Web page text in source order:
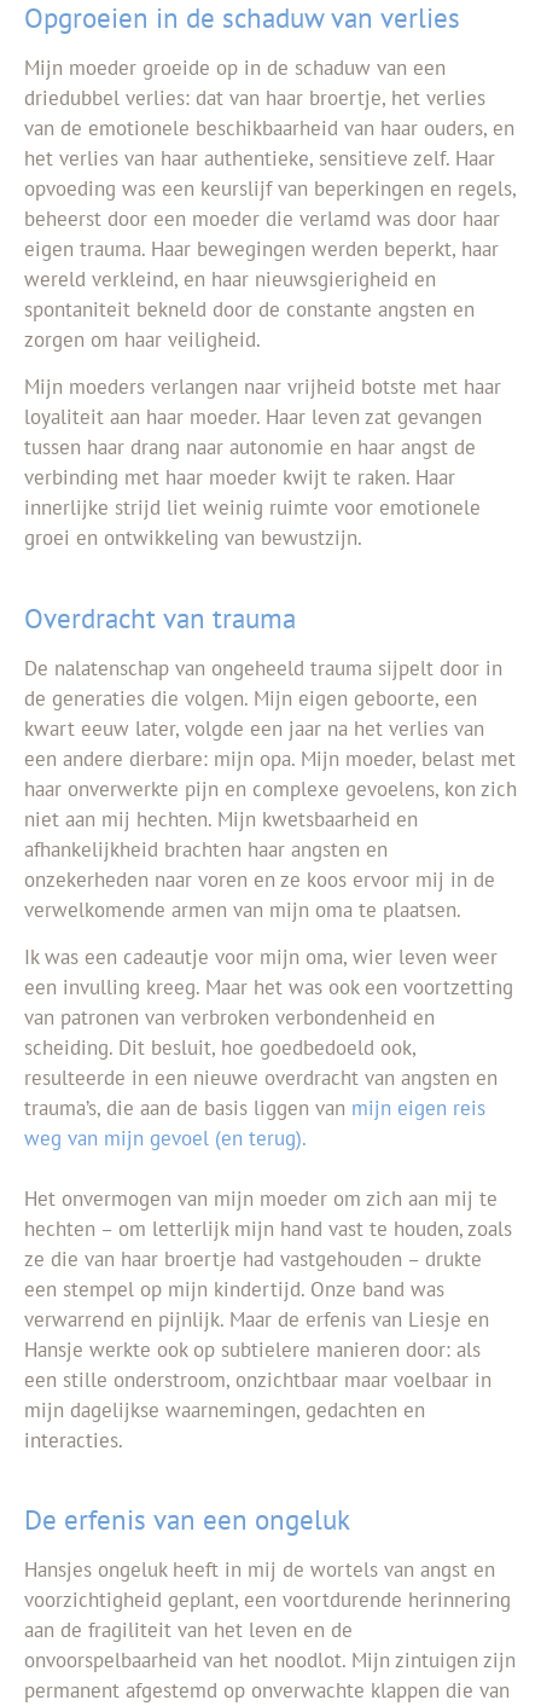
Opgroeien in de schaduw van verlies
Mijn moeder groeide op in de schaduw van een
driedubbel verlies: dat van haar broertje, het verlies
van de emotionele beschikbaarheid van haar ouders, en
het verlies van haar authentieke, sensitieve zelf. Haar
opvoeding was een keurslijf van beperkingen en regels,
beheerst door een moeder die verlamd was door haar
eigen trauma. Haar bewegingen werden beperkt, haar
wereld verkleind, en haar nieuwsgierigheid en
spontaniteit bekneld door de constante angsten en
zorgen om haar veiligheid.
Mijn moeders verlangen naar vrijheid botste met haar
loyaliteit aan haar moeder. Haar leven zat gevangen
tussen haar drang naar autonomie en haar angst de
verbinding met haar moeder kwijt te raken. Haar
innerlijke strijd liet weinig ruimte voor emotionele
groei en ontwikkeling van bewustzijn.
Overdracht van trauma
De nalatenschap van ongeheeld trauma sijpelt door in
de generaties die volgen. Mijn eigen geboorte, een
kwart eeuw later, volgde een jaar na het verlies van
een andere dierbare: mijn opa. Mijn moeder, belast met
haar onverwerkte pijn en complexe gevoelens, kon zich
niet aan mij hechten. Mijn kwetsbaarheid en
afhankelijkheid brachten haar angsten en
onzekerheden naar voren en ze koos ervoor mij in de
verwelkomende armen van mijn oma te plaatsen.
Ik was een cadeautje voor mijn oma, wier leven weer
een invulling kreeg. Maar het was ook een voortzetting
van patronen van verbroken verbondenheid en
scheiding. Dit besluit, hoe goedbedoeld ook,
resulteerde in een nieuwe overdracht van angsten en
trauma’s, die aan de basis liggen van mijn eigen reis
weg van mijn gevoel (en terug).
Het onvermogen van mijn moeder om zich aan mij te
hechten – om letterlijk mijn hand vast te houden, zoals
ze die van haar broertje had vastgehouden – drukte
een stempel op mijn kindertijd. Onze band was
verwarrend en pijnlijk. Maar de erfenis van Liesje en
Hansje werkte ook op subtielere manieren door: als
een stille onderstroom, onzichtbaar maar voelbaar in
mijn dagelijkse waarnemingen, gedachten en
interacties.
De erfenis van een ongeluk
Hansjes ongeluk heeft in mij de wortels van angst en
voorzichtigheid geplant, een voortdurende herinnering
aan de fragiliteit van het leven en de
onvoorspelbaarheid van het noodlot. Mijn zintuigen zijn
permanent afgestemd op onverwachte klappen die van